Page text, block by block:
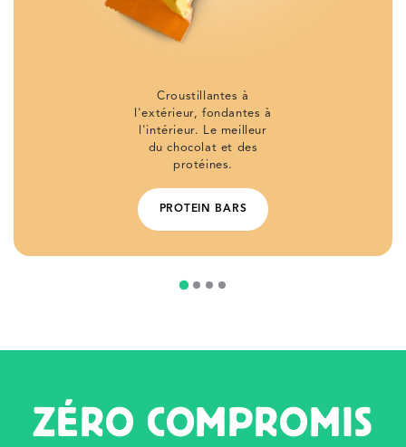
Croustillantes à
l'extérieur, fondantes à
l'intérieur. Le meilleur
du chocolat et des
protéines.
PROTEIN BARS
ZÉRO COMPROMIS